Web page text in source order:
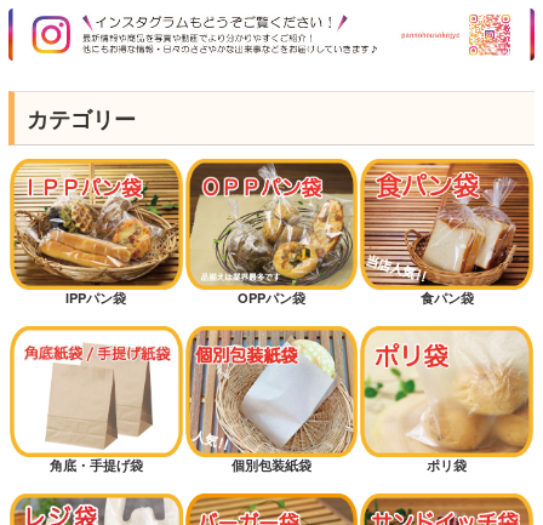
カテゴリー
IPPパン袋 OPPパン袋 食パン袋
角底・手提げ袋 個別包装紙袋 ポリ袋